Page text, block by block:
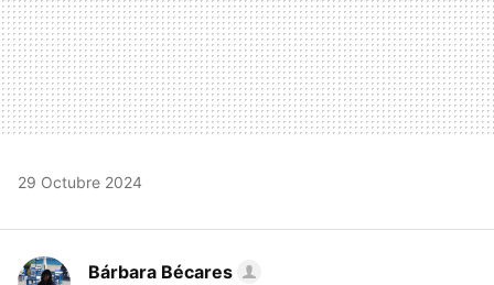
29 Octubre 2024
Bárbara Bécares